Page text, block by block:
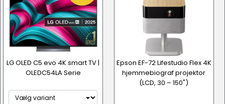
LG OLED C5 evo 4K smart TV |
OLEDC54LA Serie
Epson EF-72 Lifestudio Flex 4K
hjemmebiograf projektor
(LCD, 30 – 150")